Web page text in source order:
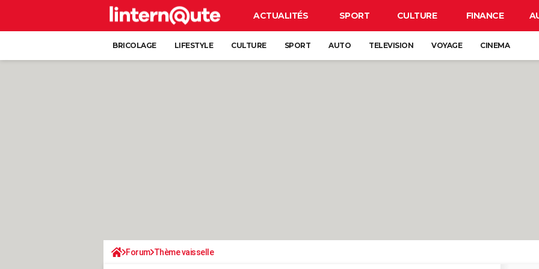
ACTUALITÉS SPORT CULTURE FINANCE
BRICOLAGE LIFESTYLE CULTURE SPORT AUTO TELEVISION VOYAGE CINEMA
Forum Thème vaisselle